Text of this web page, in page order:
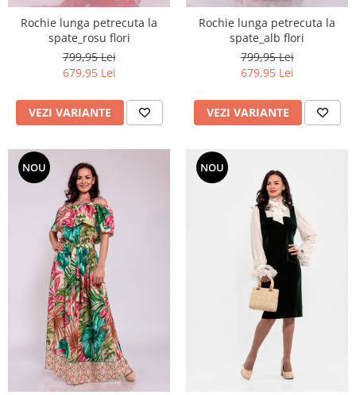
Rochie lunga petrecuta la
spate_rosu flori
799,95 Lei
679,95 Lei
VEZI VARIANTE
Rochie lunga petrecuta la
spate_alb flori
799,95 Lei
679,95 Lei
VEZI VARIANTE
NOU NOU